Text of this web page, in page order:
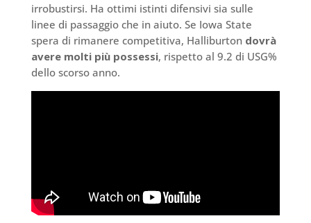
irrobustirsi. Ha ottimi istinti difensivi sia sulle
linee di passaggio che in aiuto. Se Iowa State
spera di rimanere competitiva, Halliburton dovrà
avere molti più possessi, rispetto al 9.2 di USG%
dello scorso anno.